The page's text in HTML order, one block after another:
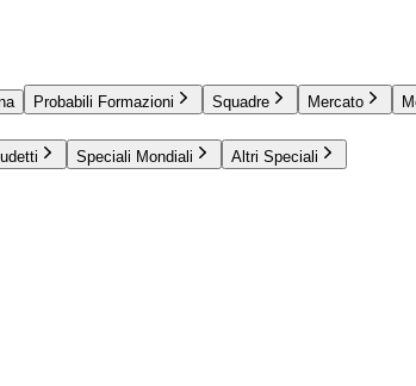
Probabili Formazioni Squadre Mercato
Speciali Mondiali Altri Speciali